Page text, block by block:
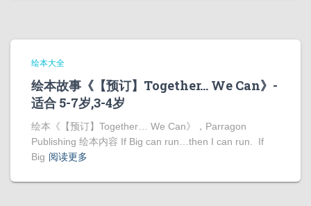
绘本大全
绘本故事《【预订】Together… We Can》-
适合 5-7岁,3-4岁
绘本《【预订】Together… We Can》，Parragon
Publishing 绘本内容 If Big can run…then I can run. If
Big 阅读更多